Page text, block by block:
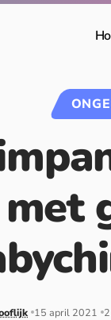
15 april 2021